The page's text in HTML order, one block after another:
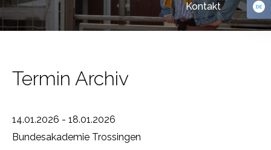
Kontakt
Termin Archiv
14.01.2026 - 18.01.2026
Bundesakademie Trossingen